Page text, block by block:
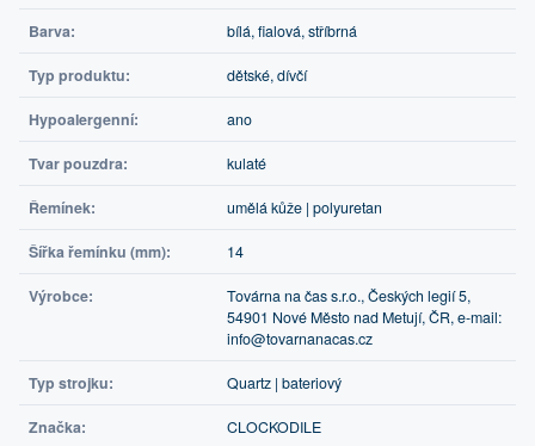
Barva: bílá, fialová, stříbrná
Typ produktu: dětské, dívčí
Hypoalergenní: ano
Tvar pouzdra: kulaté
Řemínek: umělá kůže | polyuretan
Šířka řemínku (mm): 14
Výrobce:
Továrna na čas s.r.o., Českých legií 5,
54901 Nové Město nad Metují, ČR, e-mail:
info@tovarnanacas.cz
Typ strojku: Quartz | bateriový
Značka: CLOCKODILE